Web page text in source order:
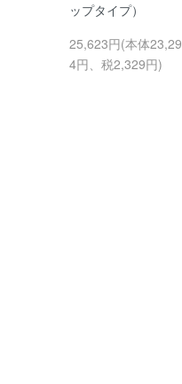
ップタイプ）
25,623円(本体23,29
4円、税2,329円)